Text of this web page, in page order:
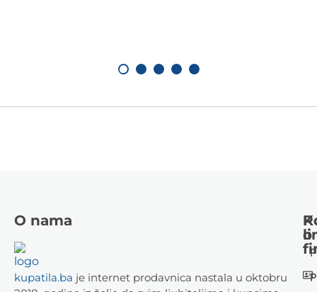
O nama
kupatila.ba je internet prodavnica nastala u oktobru
o